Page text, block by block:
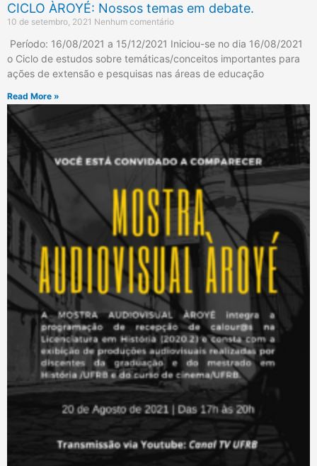
CICLO ÀROYÉ: Nossos temas em debate.
10 de setembro, 2021 Nenhum comentário
Período: 16/08/2021 a 15/12/2021 Iniciou-se no dia 16/08/2021
o Ciclo de estudos sobre temáticas/conceitos importantes para
ações de extensão e pesquisas nas áreas de educação
Read More »